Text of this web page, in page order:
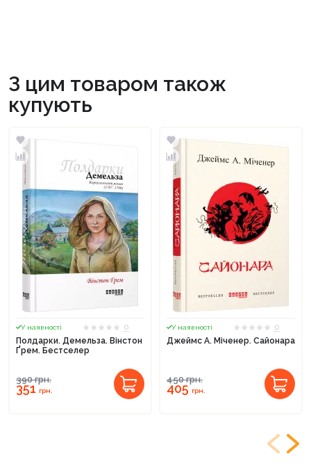
З цим товаром також
купують
У наявності
0
Полдарки. Демельза. Вінстон
Ґрем. Бестселер
390грн.
351грн.
У наявності
0
Джеймс А. Міченер. Сайонара
450грн.
405грн.